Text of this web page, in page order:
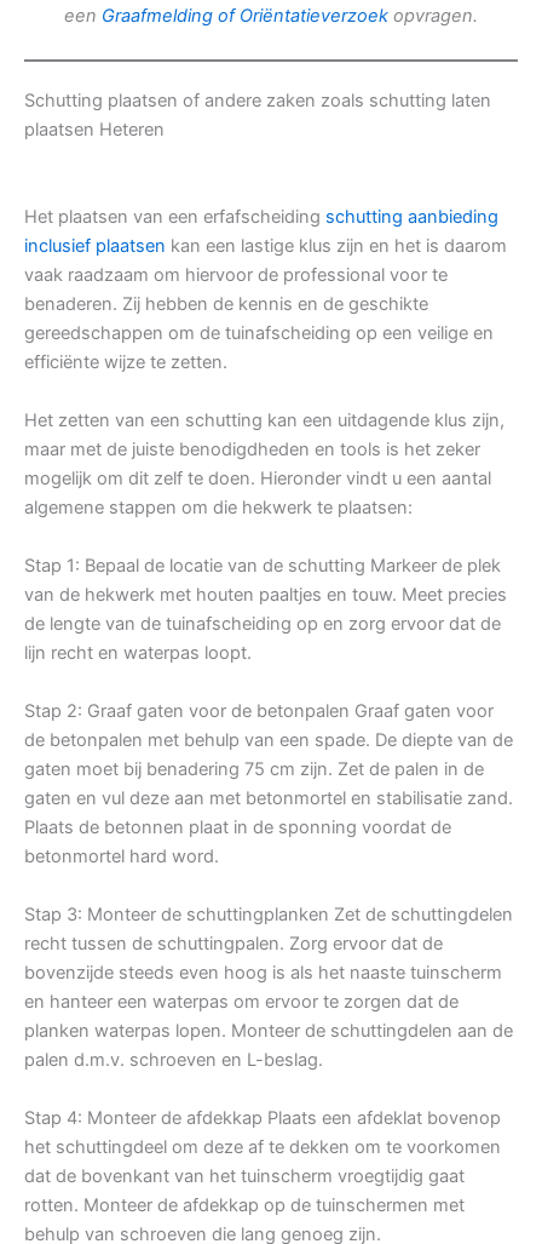
een Graafmelding of Oriëntatieverzoek opvragen.
Schutting plaatsen of andere zaken zoals schutting laten
plaatsen Heteren
Het plaatsen van een erfafscheiding schutting aanbieding
inclusief plaatsen kan een lastige klus zijn en het is daarom
vaak raadzaam om hiervoor de professional voor te
benaderen. Zij hebben de kennis en de geschikte
gereedschappen om de tuinafscheiding op een veilige en
efficiënte wijze te zetten.
Het zetten van een schutting kan een uitdagende klus zijn,
maar met de juiste benodigdheden en tools is het zeker
mogelijk om dit zelf te doen. Hieronder vindt u een aantal
algemene stappen om die hekwerk te plaatsen:
Stap 1: Bepaal de locatie van de schutting Markeer de plek
van de hekwerk met houten paaltjes en touw. Meet precies
de lengte van de tuinafscheiding op en zorg ervoor dat de
lijn recht en waterpas loopt.
Stap 2: Graaf gaten voor de betonpalen Graaf gaten voor
de betonpalen met behulp van een spade. De diepte van de
gaten moet bij benadering 75 cm zijn. Zet de palen in de
gaten en vul deze aan met betonmortel en stabilisatie zand.
Plaats de betonnen plaat in de sponning voordat de
betonmortel hard word.
Stap 3: Monteer de schuttingplanken Zet de schuttingdelen
recht tussen de schuttingpalen. Zorg ervoor dat de
bovenzijde steeds even hoog is als het naaste tuinscherm
en hanteer een waterpas om ervoor te zorgen dat de
planken waterpas lopen. Monteer de schuttingdelen aan de
palen d.m.v. schroeven en L-beslag.
Stap 4: Monteer de afdekkap Plaats een afdeklat bovenop
het schuttingdeel om deze af te dekken om te voorkomen
dat de bovenkant van het tuinscherm vroegtijdig gaat
rotten. Monteer de afdekkap op de tuinschermen met
behulp van schroeven die lang genoeg zijn.